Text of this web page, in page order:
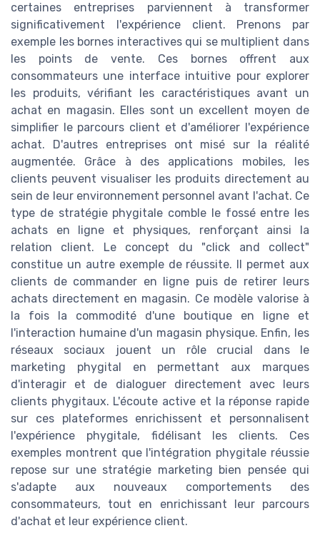
certaines entreprises parviennent à transformer
significativement l'expérience client. Prenons par
exemple les bornes interactives qui se multiplient dans
les points de vente. Ces bornes offrent aux
consommateurs une interface intuitive pour explorer
les produits, vérifiant les caractéristiques avant un
achat en magasin. Elles sont un excellent moyen de
simplifier le parcours client et d'améliorer l'expérience
achat. D'autres entreprises ont misé sur la réalité
augmentée. Grâce à des applications mobiles, les
clients peuvent visualiser les produits directement au
sein de leur environnement personnel avant l'achat. Ce
type de stratégie phygitale comble le fossé entre les
achats en ligne et physiques, renforçant ainsi la
relation client. Le concept du "click and collect"
constitue un autre exemple de réussite. Il permet aux
clients de commander en ligne puis de retirer leurs
achats directement en magasin. Ce modèle valorise à
la fois la commodité d'une boutique en ligne et
l'interaction humaine d'un magasin physique. Enfin, les
réseaux sociaux jouent un rôle crucial dans le
marketing phygital en permettant aux marques
d'interagir et de dialoguer directement avec leurs
clients phygitaux. L'écoute active et la réponse rapide
sur ces plateformes enrichissent et personnalisent
l'expérience phygitale, fidélisant les clients. Ces
exemples montrent que l'intégration phygitale réussie
repose sur une stratégie marketing bien pensée qui
s'adapte aux nouveaux comportements des
consommateurs, tout en enrichissant leur parcours
d'achat et leur expérience client.